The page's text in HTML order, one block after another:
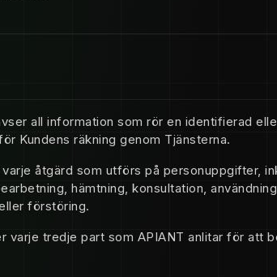
all information som rör en identifierad
Kundens räkning genom Tjänsterna.
åtgärd som utförs på personuppgifter,
hämtning, konsultation,
förstöring.
varje tredje part som APIANT anlitar för att